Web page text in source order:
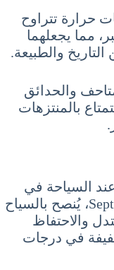
حرارة تتراوح
مما يجعلهما
والطبيعة.
والحدائق
بالمنتزهات
السياحة في
أوكرانيا شهر سبتمبر 9 أيلول September، يُنصح بالسياح
والاحتفاظ
في درجات